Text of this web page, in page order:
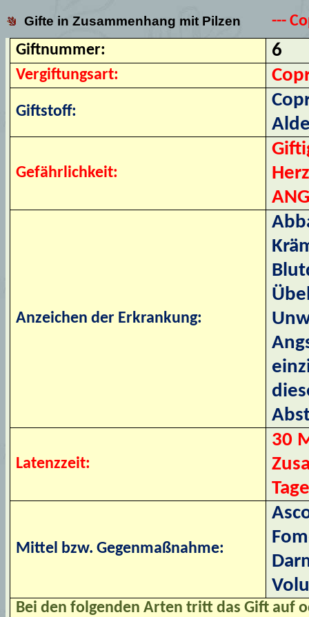
Gifte in Zusammenhang mit Pilzen
---
Giftnummer:
6
Vergiftungsart:
Giftstoff:
Gefährlichkeit:
Anzeichen der Erkrankung:
Latenzzeit:
30
Mittel bzw. Gegenmaßnahme:
Bei den folgenden Arten tritt das Gift auf